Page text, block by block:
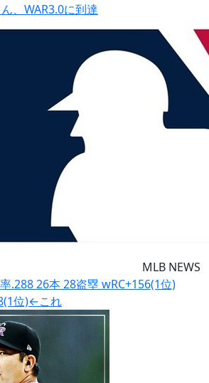
、WAR3.0に到達
MLB NEWS
.288 26本 28盗塁 wRC+156(1位)
位)←これ